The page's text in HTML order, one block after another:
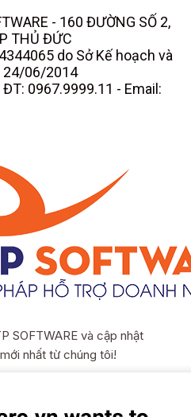
- 160 ĐƯỜNG SỐ 2,
THỦ ĐỨC
do Sở Kế hoạch và
24/06/2014
0967.9999.11 - Email:
SOFTWARE và cập nhật
nhất từ chúng tôi!